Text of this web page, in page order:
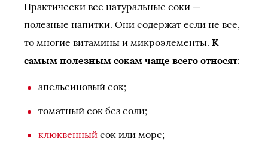
Практически все натуральные соки —
полезные напитки. Они содержат если не все,
то многие витамины и микроэлементы. К
самым полезным сокам чаще всего относят:
апельсиновый сок;
томатный сок без соли;
клюквенный сок или морс;